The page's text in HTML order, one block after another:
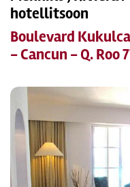
hotellitsoon
Boulevard
- Cancun - Q. Roo